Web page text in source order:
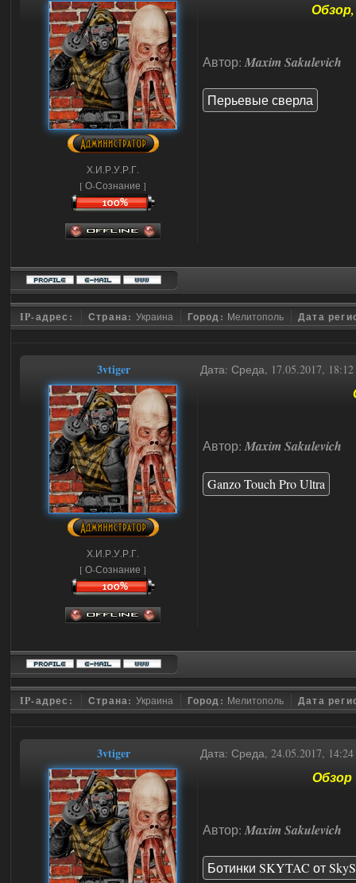
Х.И.Р.У.Р.Г.
[ О-Сознание ]
Автор: Maxim Sakulevich
Перьевые сверла
IP-адрес: Страна: Украина Город: Мелитополь Дата
3vtiger Дата: Среда, 17.05.2017,
Х.И.Р.У.Р.Г.
[ О-Сознание ]
Автор: Maxim Sakulevich
Ganzo Touch Pro Ultra
IP-адрес: Страна: Украина Город: Мелитополь Дата
3vtiger Дата: Среда, 24.05.2017,
Обзор
Автор: Maxim Sakulevich
Ботинки SKYTAC от